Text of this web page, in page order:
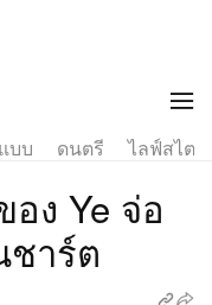
บบ ดนตรี ไลฟ์สไตล์
อง Ye จ่อ
าร์ต